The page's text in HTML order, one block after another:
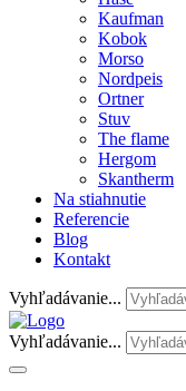
Kaufman
Kobok
Morso
Nordpeis
Ortner
Stuv
The flame
Hergom
Skantherm
Na stiahnutie
Referencie
Blog
Kontakt
Vyhľadávanie...
Vyhľadávanie...